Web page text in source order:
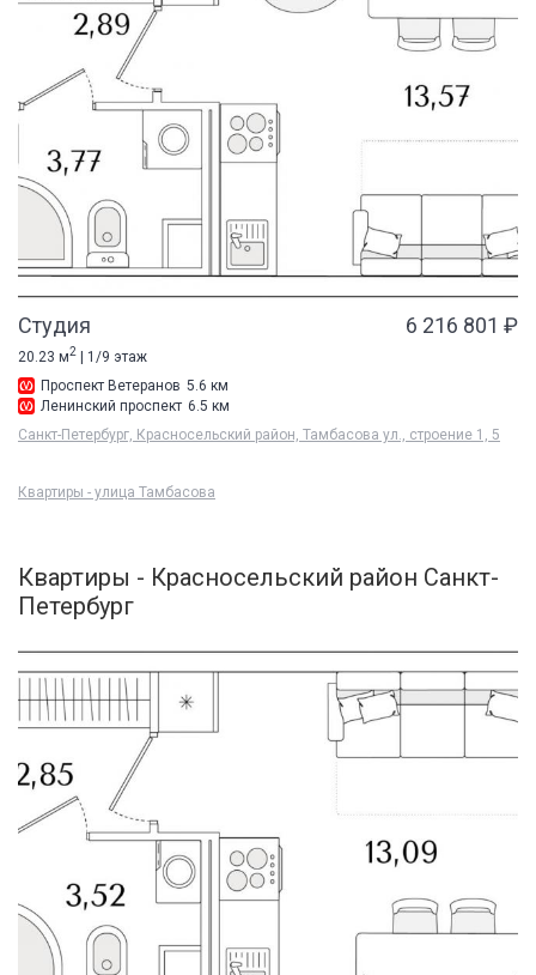
Студия 6 216 801 ₽
20.23 м2
| 1/9 этаж
Проспект Ветеранов 5.6 км
Ленинский проспект 6.5 км
Санкт-Петербург, Красносельский район, Тамбасова ул., строение 1, 5
Квартиры - улица Тамбасова
Квартиры - Красносельский район Санкт-
Петербург